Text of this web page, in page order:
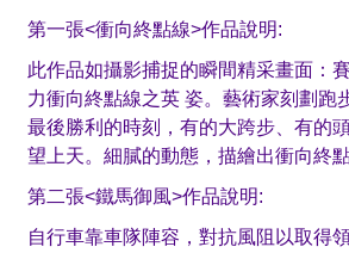
第一張<衝向終點線>作品說明:
此作品如攝影捕捉的瞬間精采畫面：
力衝向終點線之英 姿。藝術家刻劃跑
最後勝利的時刻，有的大跨步、有的
望上天。細膩的動態，描繪出衝向終
第二張<鐵馬御風>作品說明:
自行車靠車隊陣容，對抗風阻以取得